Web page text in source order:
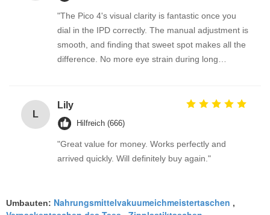
"The Pico 4's visual clarity is fantastic once you
dial in the IPD correctly. The manual adjustment is
smooth, and finding that sweet spot makes all the
difference. No more eye strain during long
fantastic once you dial in the IPD correctly. The
manual adjustment is smooth, and finding that
sweet spot makes all the difference. No more eye
strain during long sessions. Highly recommend
taking the time to set it up properly!""The Pico 4's
finding that sweet spot makes all the difference.
L
Lily
Hilfreich (666)
"Great value for money. Works perfectly and
arrived quickly. Will definitely buy again."
Umbauten: Nahrungsmittelvakuumeichmeistertaschen ,